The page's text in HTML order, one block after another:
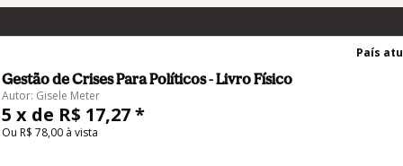
País
Gestão de Crises Para Políticos - Livro Físico
Autor: Gisele Meter
5 x de R$ 17,27 *
Ou R$ 78,00 à vista